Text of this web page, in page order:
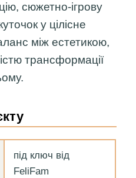
сюжетно-ігрову
у цілісне
між естетикою,
трансформації
під ключ від
FeliFam